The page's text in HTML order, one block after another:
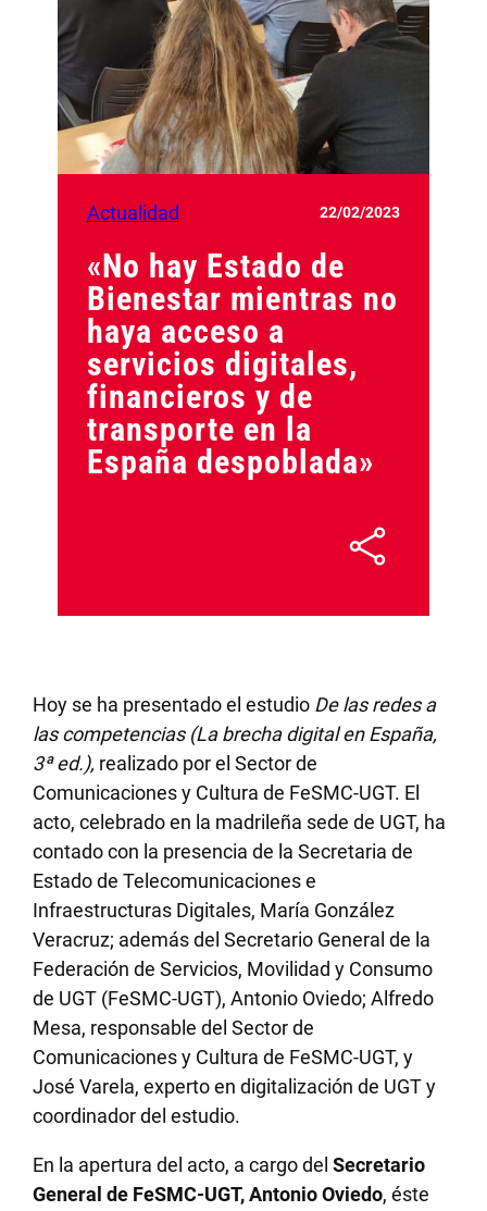
Actualidad 22/02/2023
«No hay Estado de
Bienestar mientras no
haya acceso a
servicios digitales,
financieros y de
transporte en la
España despoblada»
Hoy se ha presentado el estudio De las redes a
las competencias (La brecha digital en España,
3ª ed.), realizado por el Sector de
Comunicaciones y Cultura de FeSMC-UGT. El
acto, celebrado en la madrileña sede de UGT, ha
contado con la presencia de la Secretaria de
Estado de Telecomunicaciones e
Infraestructuras Digitales, María González
Veracruz; además del Secretario General de la
Federación de Servicios, Movilidad y Consumo
de UGT (FeSMC-UGT), Antonio Oviedo; Alfredo
Mesa, responsable del Sector de
Comunicaciones y Cultura de FeSMC-UGT, y
José Varela, experto en digitalización de UGT y
coordinador del estudio.
En la apertura del acto, a cargo delSecretario
General de FeSMC-UGT, Antonio Oviedo, éste